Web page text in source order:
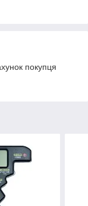
покупця